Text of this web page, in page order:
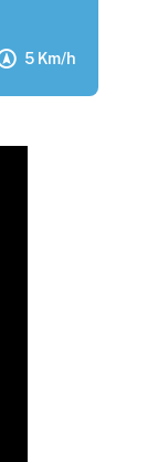
5 Km/h